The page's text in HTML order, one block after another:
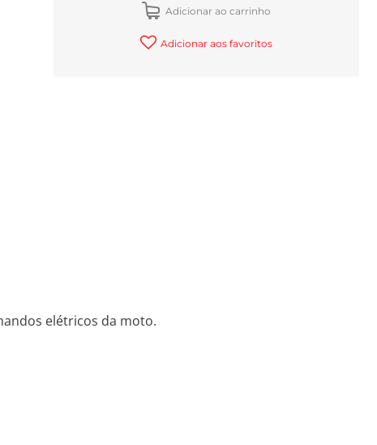
Adicionar ao carrinho
Adicionar aos favoritos
elétricos da moto.